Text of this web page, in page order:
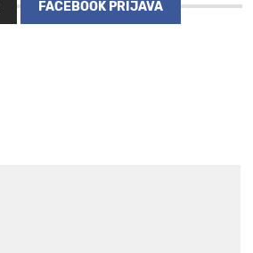
FACEBOOK PRIJAVA